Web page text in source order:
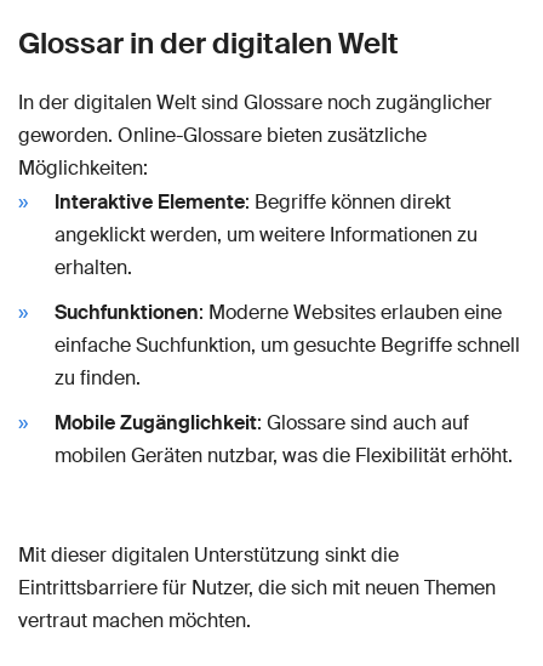
Glossar in der digitalen Welt
In der digitalen Welt sind Glossare noch zugänglicher
geworden. Online-Glossare bieten zusätzliche
Möglichkeiten:
Interaktive Elemente: Begriffe können direkt
angeklickt werden, um weitere Informationen zu
erhalten.
Suchfunktionen: Moderne Websites erlauben eine
einfache Suchfunktion, um gesuchte Begriffe schnell
zu finden.
Mobile Zugänglichkeit: Glossare sind auch auf
mobilen Geräten nutzbar, was die Flexibilität erhöht.
Mit dieser digitalen Unterstützung sinkt die
Eintrittsbarriere für Nutzer, die sich mit neuen Themen
vertraut machen möchten.